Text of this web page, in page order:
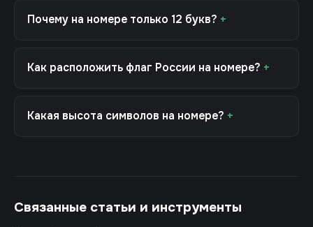
Почему на номере только 12 букв?
Как расположить флаг России на номере?
Какая высота символов на номере?
Связанные статьи и инструменты